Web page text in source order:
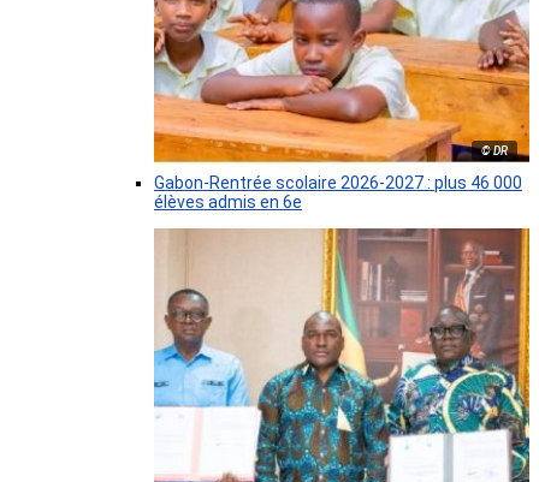
© DR
Gabon-Rentrée scolaire 2026-2027 : plus 46 000
élèves admis en 6e